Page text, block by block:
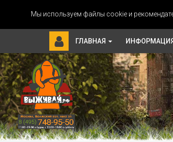
Мы используем файлы cookie и
ГЛАВНАЯ